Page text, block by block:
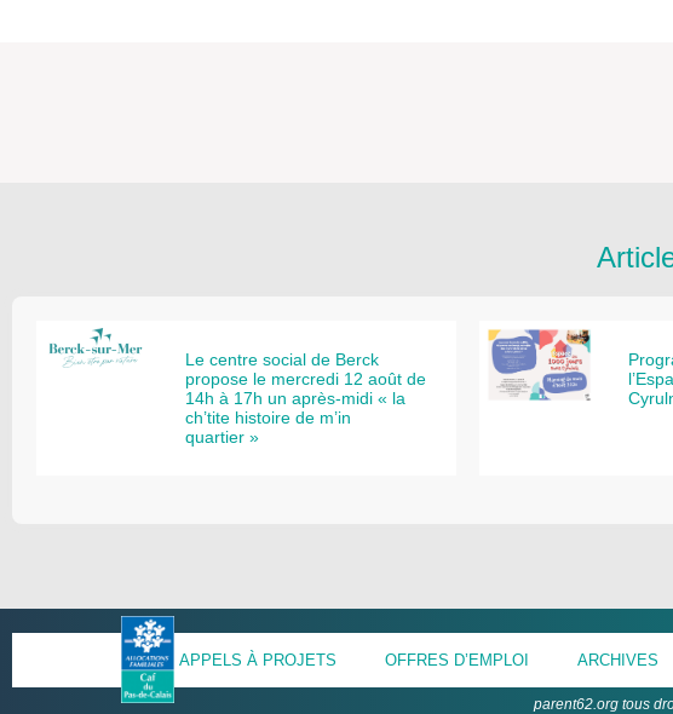
Le centre social de Berck
propose le mercredi 12 août de
14h à 17h un après-midi « la
ch’tite histoire de m’in
quartier »
APPELS À PROJETS OFFRES D’EMPLOI ARCHIVES
parent62.org tous